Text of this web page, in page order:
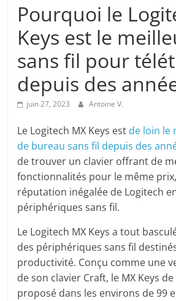
Pourquoi le
Keys est le
sans fil pour
depuis des
juin 27, 2023 Antoine V.
Le Logitech MX Keys est de loin le
de bureau sans fil depuis des
de trouver un clavier offrant de
fonctionnalités pour le même
réputation inégalée de Logitech
périphériques sans fil.
Le Logitech MX Keys a tout
des périphériques sans fil
productivité. Conçu comme une
de son clavier Craft, le MX Keys
proposé dans les environs de 99